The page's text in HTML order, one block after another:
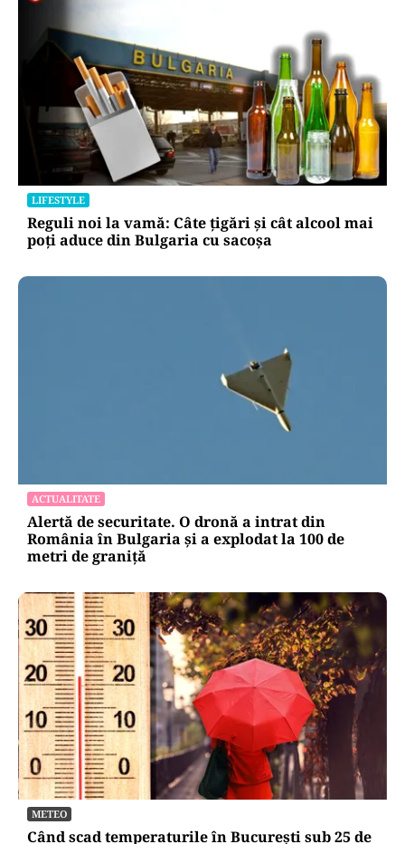
APĂRARE
Radu Miruță acuză un blocaj în Armata
Română: „Sunt oameni cu putere de decizie
care se pun de-a curmezișul”
Reguli noi la vamă: Câte țigări și cât alcool mai
poți aduce din Bulgaria cu sacoșa
ACTUALITATE
Alertă de securitate. O dronă a intrat din
România în Bulgaria şi a explodat la 100 de
metri de graniţă